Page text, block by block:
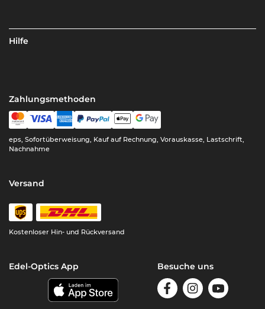
Hilfe
Zahlungsmethoden
eps, Sofortüberweisung, Kauf auf Rechnung, Vorauskasse, Lastschrift,
Nachnahme
Versand
Kostenloser Hin- und Rückversand
Edel-Optics App Besuche uns